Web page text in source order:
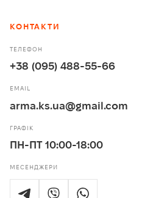
КОНТАКТИ
ТЕЛЕФОН
+38 (095) 488-55-66
EMAIL
arma.ks.ua@gmail.com
ГРАФІК
ПН-ПТ 10:00-18:00
МЕСЕНДЖЕРИ